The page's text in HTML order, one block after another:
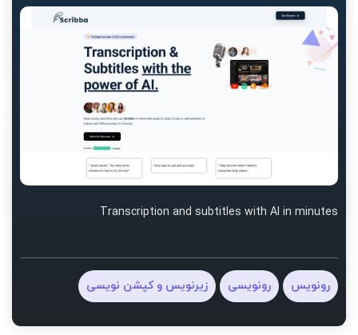
Transcription and subtitles with AI in minutes
رونویس رونویسی زیرنویس و کپشن نویسی